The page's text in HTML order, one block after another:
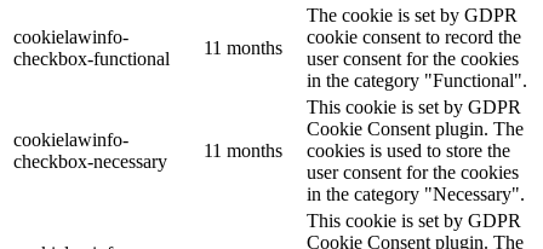
cookielawinfo-
checkbox-functional
11 months
The cookie is set by GDPR
cookie consent to record the
user consent for the cookies
in the category "Functional".
cookielawinfo-
checkbox-necessary
11 months
This cookie is set by GDPR
Cookie Consent plugin. The
cookies is used to store the
user consent for the cookies
in the category "Necessary".
This cookie is set by GDPR
Cookie Consent plugin. The